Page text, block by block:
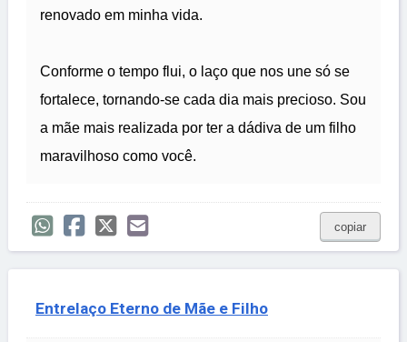
renovado em minha vida.
Conforme o tempo flui, o laço que nos une só se
fortalece, tornando-se cada dia mais precioso. Sou
a mãe mais realizada por ter a dádiva de um filho
maravilhoso como você.
copiar
Entrelaço Eterno de Mãe e Filho